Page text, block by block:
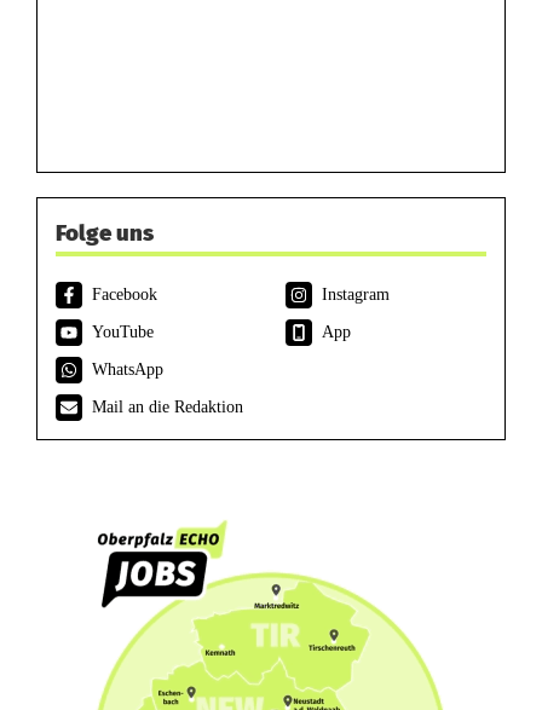
Folge uns
Facebook
Instagram
YouTube
App
WhatsApp
Mail an die Redaktion